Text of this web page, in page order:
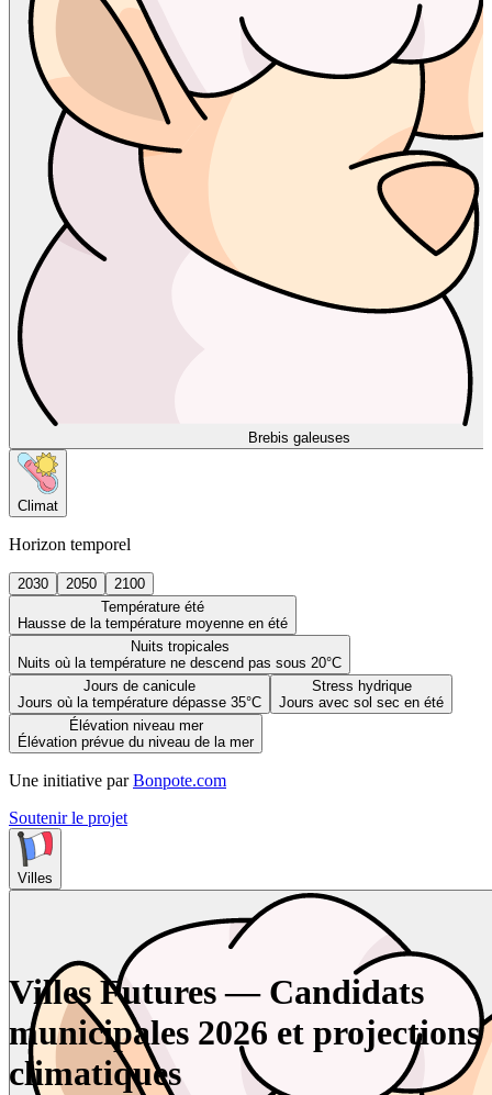
Brebis galeuses
Climat
Horizon temporel
2030 2050
2100
Température été
Hausse de la température moyenne en été
Nuits tropicales
Nuits où la température ne descend pas sous 20°C
Jours de canicule
Jours où la température dépasse 35°C
Stress hydrique
Jours avec sol sec en été
Élévation niveau mer
Élévation prévue du niveau de la mer
Une initiative par Bonpote.com
Soutenir le projet
Villes
Villes Futures — Candidats
municipales 2026 et projections
climatiques